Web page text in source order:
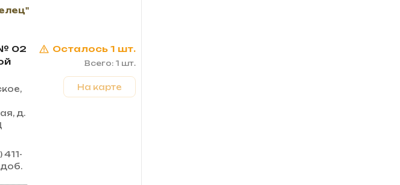
02
д.
411-
Осталось 1 шт.
Всего: 1 шт.
На карте